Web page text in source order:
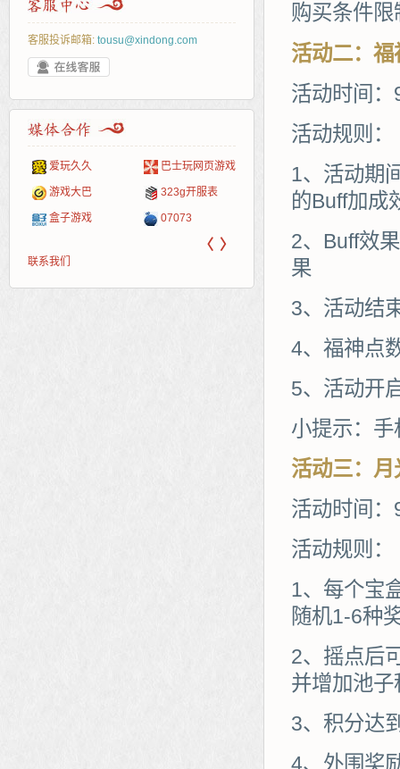
客服投诉邮箱: tousu@xindong.com
265G 页游网
腾讯游戏 新浪游戏
新浪页游 网易游戏
多玩
pcgame 中华网
游一游
游侠网页游戏 40407
开服网
斗蟹网页游戏 游戏
〈 〉
联系我们
购买条件限
活动二： 福
活动时间
活动规则：
1、活动期
的Buff加成
2、Buff效
果
3、活动结
4、福神点
5、活动开
小提示：
活动三：月
活动时间
活动规则：
1、每个宝
随机1-6种
2、摇点后
并增加池
3、积分达
4、外围奖